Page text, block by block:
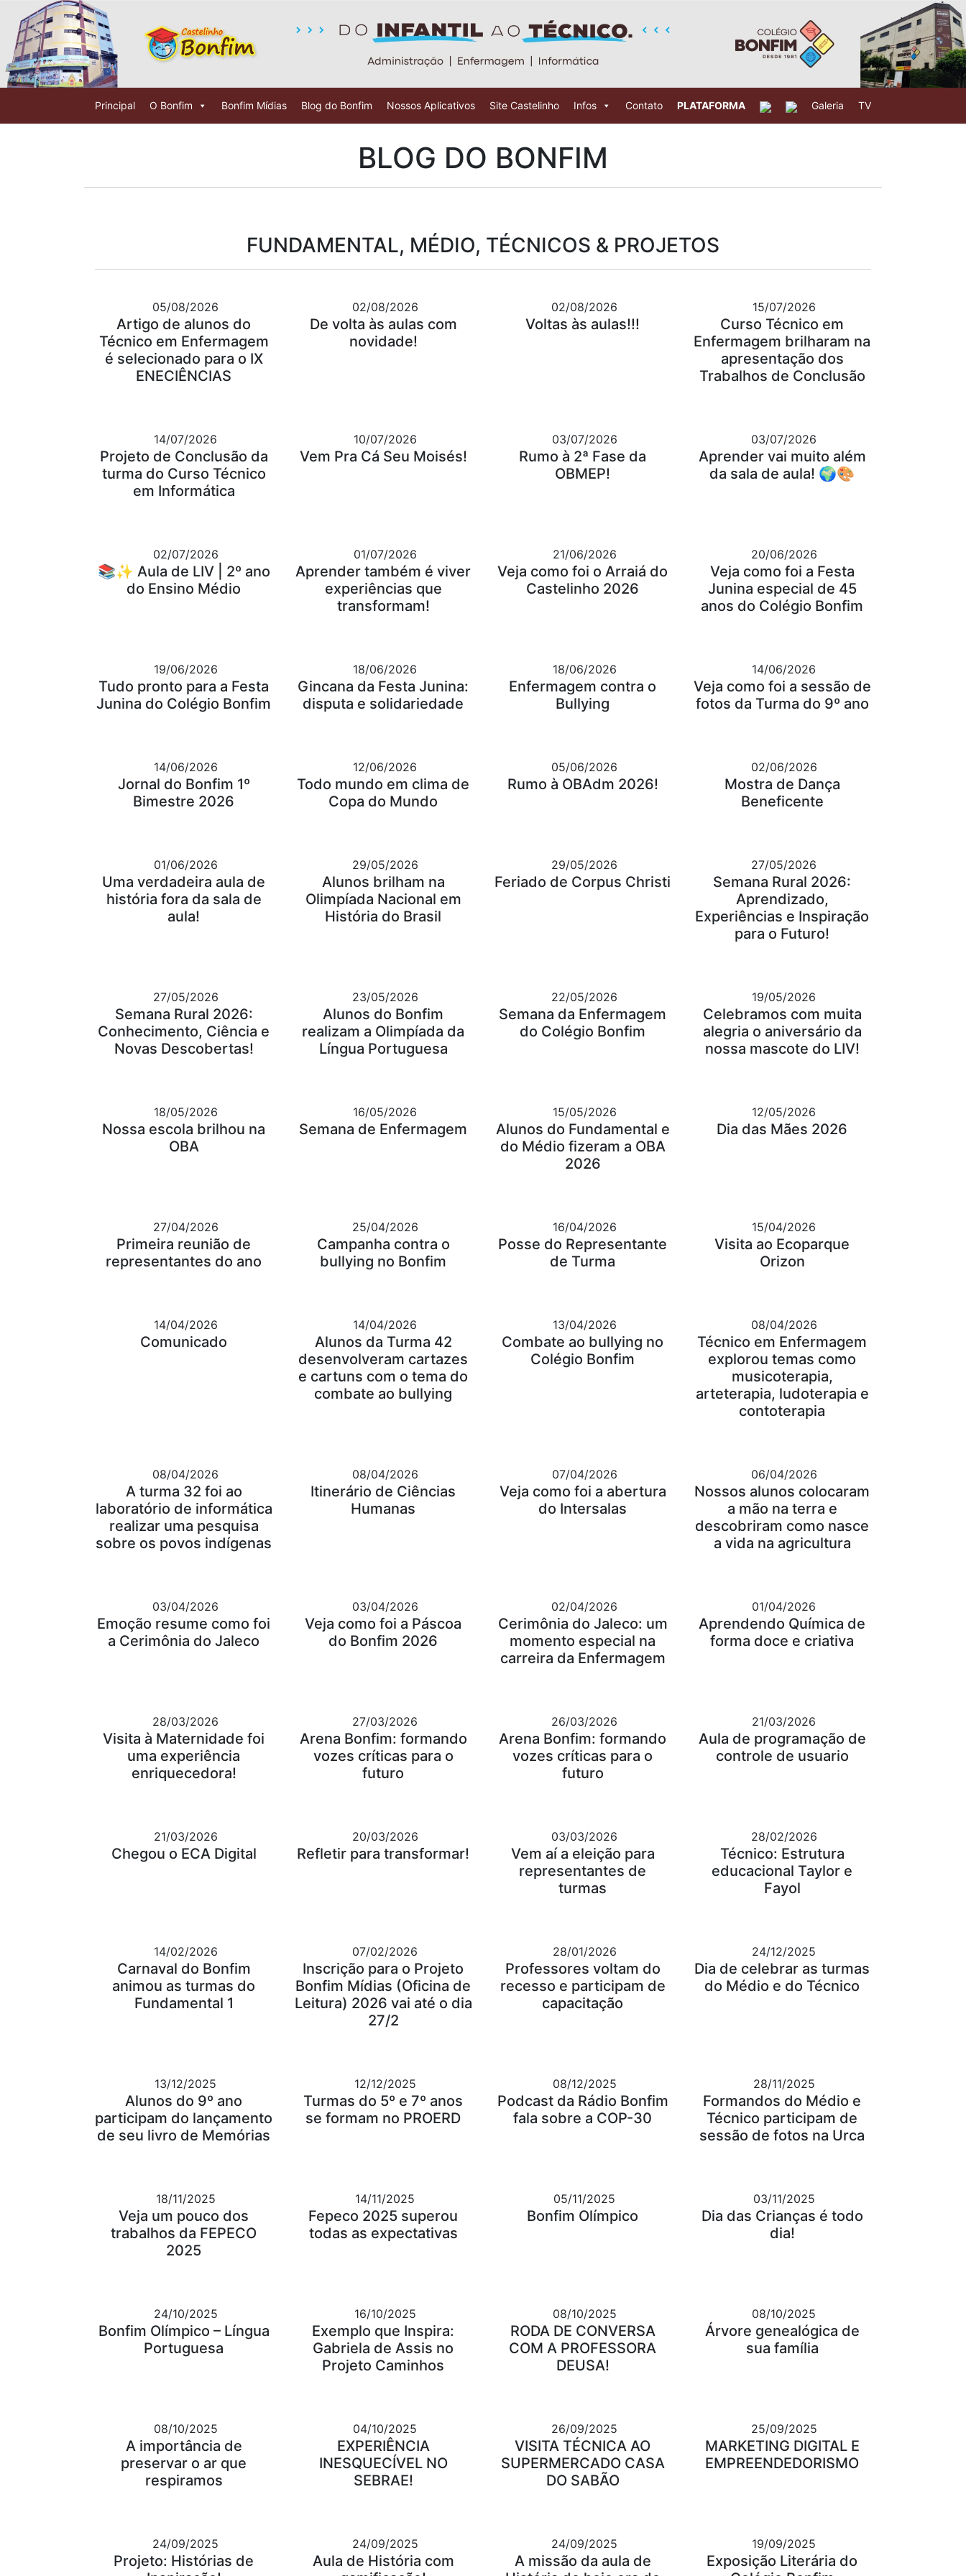
Principal O Bonfim Bonfim Mídias Blog do Bonfim Nossos Aplicativos Site Castelinho Infos Contato PLATAFORMA Galeria TV
BLOG DO BONFIM
FUNDAMENTAL, MÉDIO, TÉCNICOS & PROJETOS
05/08/2026
Artigo de alunos do
Técnico em Enfermagem
é selecionado para o IX
ENECIÊNCIAS
02/08/2026
De volta às aulas com
novidade!
02/08/2026
Voltas às aulas!!!
15/07/2026
Curso Técnico em
Enfermagem brilharam na
apresentação dos
Trabalhos de Conclusão
14/07/2026
Projeto de Conclusão da
turma do Curso Técnico
em Informática
10/07/2026
Vem Pra Cá Seu Moisés!
03/07/2026
Rumo à 2ª Fase da
OBMEP!
03/07/2026
Aprender vai muito além
da sala de aula! 🌍🎨
02/07/2026
📚✨ Aula de LIV | 2º ano
do Ensino Médio
01/07/2026
Aprender também é viver
experiências que
transformam!
21/06/2026
Veja como foi o Arraiá do
Castelinho 2026
20/06/2026
Veja como foi a Festa
Junina especial de 45
anos do Colégio Bonfim
19/06/2026
Tudo pronto para a Festa
Junina do Colégio Bonfim
18/06/2026
Gincana da Festa Junina:
disputa e solidariedade
18/06/2026
Enfermagem contra o
Bullying
14/06/2026
Veja como foi a sessão de
fotos da Turma do 9º ano
14/06/2026
Jornal do Bonfim 1º
Bimestre 2026
12/06/2026
Todo mundo em clima de
Copa do Mundo
05/06/2026
Rumo à OBAdm 2026!
02/06/2026
Mostra de Dança
Beneficente
01/06/2026
Uma verdadeira aula de
história fora da sala de
aula!
29/05/2026
Alunos brilham na
Olimpíada Nacional em
História do Brasil
29/05/2026
Feriado de Corpus Christi
27/05/2026
Semana Rural 2026:
Aprendizado,
Experiências e Inspiração
para o Futuro!
27/05/2026
Semana Rural 2026:
Conhecimento, Ciência e
Novas Descobertas!
23/05/2026
Alunos do Bonfim
realizam a Olimpíada da
Língua Portuguesa
22/05/2026
Semana da Enfermagem
do Colégio Bonfim
19/05/2026
Celebramos com muita
alegria o aniversário da
nossa mascote do LIV!
18/05/2026
Nossa escola brilhou na
OBA
16/05/2026
Semana de Enfermagem
15/05/2026
Alunos do Fundamental e
do Médio fizeram a OBA
2026
12/05/2026
Dia das Mães 2026
27/04/2026
Primeira reunião de
representantes do ano
25/04/2026
Campanha contra o
bullying no Bonfim
16/04/2026
Posse do Representante
de Turma
15/04/2026
Visita ao Ecoparque
Orizon
14/04/2026
Comunicado
14/04/2026
Alunos da Turma 42
desenvolveram cartazes
e cartuns com o tema do
combate ao bullying
13/04/2026
Combate ao bullying no
Colégio Bonfim
08/04/2026
Técnico em Enfermagem
explorou temas como
musicoterapia,
arteterapia, ludoterapia e
contoterapia
08/04/2026
A turma 32 foi ao
laboratório de informática
realizar uma pesquisa
sobre os povos indígenas
08/04/2026
Itinerário de Ciências
Humanas
07/04/2026
Veja como foi a abertura
do Intersalas
06/04/2026
Nossos alunos colocaram
a mão na terra e
descobriram como nasce
a vida na agricultura
03/04/2026
Emoção resume como foi
a Cerimônia do Jaleco
03/04/2026
Veja como foi a Páscoa
do Bonfim 2026
02/04/2026
Cerimônia do Jaleco: um
momento especial na
carreira da Enfermagem
01/04/2026
Aprendendo Química de
forma doce e criativa
28/03/2026
Visita à Maternidade foi
uma experiência
enriquecedora!
27/03/2026
Arena Bonfim: formando
vozes críticas para o
futuro
26/03/2026
Arena Bonfim: formando
vozes críticas para o
futuro
21/03/2026
Aula de programação de
controle de usuario
21/03/2026
Chegou o ECA Digital
20/03/2026
Refletir para transformar!
03/03/2026
Vem aí a eleição para
representantes de
turmas
28/02/2026
Técnico: Estrutura
educacional Taylor e
Fayol
14/02/2026
Carnaval do Bonfim
animou as turmas do
Fundamental 1
07/02/2026
Inscrição para o Projeto
Bonfim Mídias (Oficina de
Leitura) 2026 vai até o dia
27/2
28/01/2026
Professores voltam do
recesso e participam de
capacitação
24/12/2025
Dia de celebrar as turmas
do Médio e do Técnico
13/12/2025
Alunos do 9º ano
participam do lançamento
de seu livro de Memórias
12/12/2025
Turmas do 5º e 7º anos
se formam no PROERD
08/12/2025
Podcast da Rádio Bonfim
fala sobre a COP-30
28/11/2025
Formandos do Médio e
Técnico participam de
sessão de fotos na Urca
18/11/2025
Veja um pouco dos
trabalhos da FEPECO
2025
14/11/2025
Fepeco 2025 superou
todas as expectativas
05/11/2025
Bonfim Olímpico
03/11/2025
Dia das Crianças é todo
dia!
24/10/2025
Bonfim Olímpico – Língua
Portuguesa
16/10/2025
Exemplo que Inspira:
Gabriela de Assis no
Projeto Caminhos
08/10/2025
RODA DE CONVERSA
COM A PROFESSORA
DEUSA!
08/10/2025
Árvore genealógica de
sua família
08/10/2025
A importância de
preservar o ar que
respiramos
04/10/2025
EXPERIÊNCIA
INESQUECÍVEL NO
SEBRAE!
26/09/2025
VISITA TÉCNICA AO
SUPERMERCADO CASA
DO SABÃO
25/09/2025
MARKETING DIGITAL E
EMPREENDEDORISMO
24/09/2025
Projeto: Histórias de
24/09/2025
Aula de História com
24/09/2025
A missão da aula de
19/09/2025
Exposição Literária do